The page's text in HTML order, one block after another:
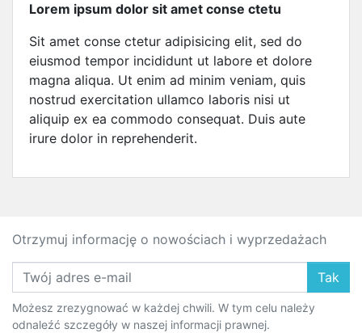
Lorem ipsum dolor sit amet conse ctetu
Sit amet conse ctetur adipisicing elit, sed do
eiusmod tempor incididunt ut labore et dolore
magna aliqua. Ut enim ad minim veniam, quis
nostrud exercitation ullamco laboris nisi ut
aliquip ex ea commodo consequat. Duis aute
irure dolor in reprehenderit.
Otrzymuj informację o nowościach i wyprzedażach
Tak
Możesz zrezygnować w każdej chwili. W tym celu należy
odnaleźć szczegóły w naszej informacji prawnej.